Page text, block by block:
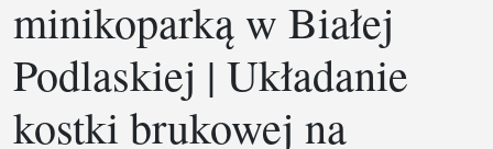
minikoparką w Białej
Podlaskiej | Układanie
kostki brukowej na